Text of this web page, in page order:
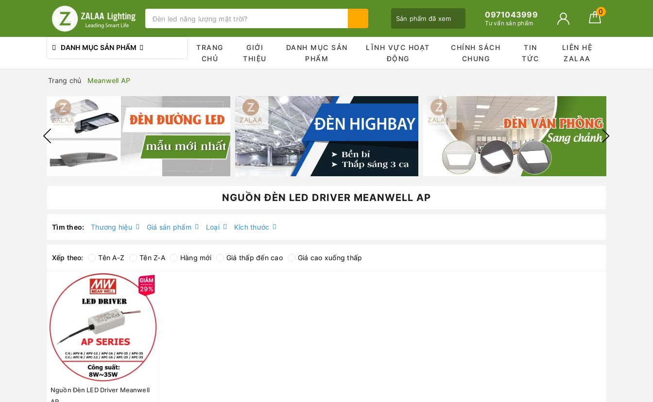
Sản phẩm đã xem
Bạn chưa xem sản phẩm nào
0971043999
Tư vấn sản phẩm
0
DANH MỤC SẢN PHẨM
TRANG
CHỦ
GIỚI
THIỆU
DANH MỤC SẢN
PHẨM
LĨNH VỰC HOẠT
ĐỘNG
CHÍNH SÁCH
CHUNG
TIN
TỨC
LIÊN HỆ
ZALAA
Trang chủ Meanwell AP
NGUỒN ĐÈN LED DRIVER MEANWELL AP
Tìm theo: Thương hiệu Giá sản phẩm Loại Kích thước
Xếp theo: Tên A-Z Tên Z-A Hàng mới Giá thấp đến cao Giá cao xuống thấp
29%
Nguồn Đèn LED Driver Meanwell